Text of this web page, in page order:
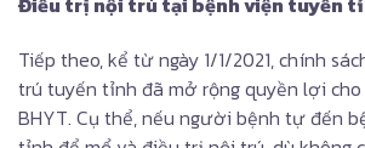
Tiếp theo, kể từ ngày 1/1/2021, chính
trú tuyến tỉnh đã mở rộng quyền lợi
BHYT. Cụ thể, nếu người bệnh tự đến